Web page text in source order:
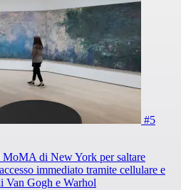
#5
di New York per saltare
immediato tramite cellulare e
Van Gogh e Warhol